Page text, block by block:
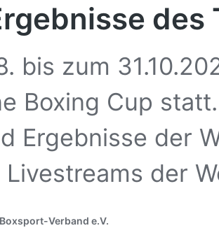
des
bis zum
Boxing Cup
Ergeb­nis­se der
Live­streams der
Verband e.V.